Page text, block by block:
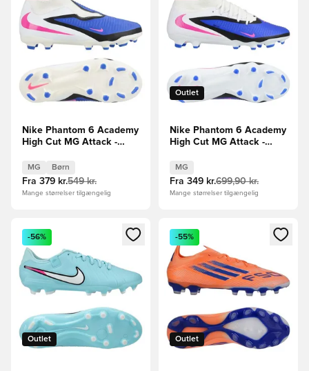
Nike Phantom 6 Academy
High Cut MG Attack -
MG Børn
Fra 379 kr.549 kr.
Mange størrelser tilgængelig
Outlet
Nike Phantom 6 Academy
High Cut MG Attack -
MG
Fra 349 kr.699,90 kr.
Mange størrelser tilgængelig
Åbner en Modal til at logge ind eller tilmelde dig som
Outlet
-56%
Åbner en Modal til at logge
Outlet
-55%